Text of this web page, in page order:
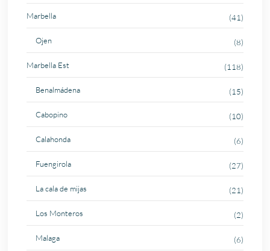
Marbella (41)
Ojen (8)
Marbella Est (118)
Benalmádena (15)
Cabopino (10)
Calahonda (6)
Fuengirola (27)
La cala de mijas (21)
Los Monteros (2)
Malaga (6)